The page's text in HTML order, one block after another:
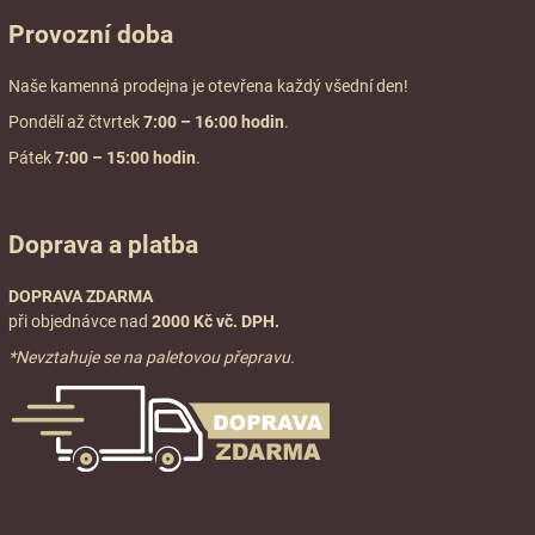
Provozní doba
Naše kamenná prodejna je otevřena každý všední den!
Pondělí až čtvrtek7:00 – 16:00 hodin.
Pátek7:00 – 15:00 hodin.
Doprava a platba
DOPRAVA ZDARMA
při objednávce nad 2000 Kč vč. DPH.
*Nevztahuje se na paletovou přepravu.